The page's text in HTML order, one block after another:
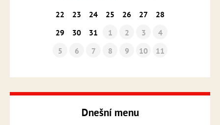
22
23 24 25 26 27
28
29
30 31 1 2 3
4
5
6 7 8 9 10 11
Dnešní menu